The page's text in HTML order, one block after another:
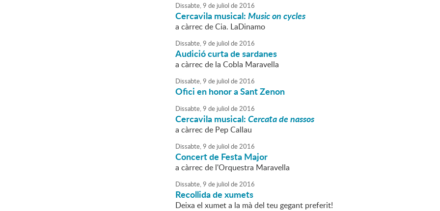
Dissabte,9 de juliol de2016
Cercavila musical:Music on cycles
a càrrec de Cia. LaDinamo
Dissabte,9 de juliol de2016
Audició curta de sardanes
a càrrec de la Cobla Maravella
Dissabte,9 de juliol de2016
Ofici en honor a Sant Zenon
Dissabte,9 de juliol de2016
Cercavila musical:Cercata de nassos
a càrrec de Pep Callau
Dissabte,9 de juliol de2016
Concert de Festa Major
a càrrec de l'Orquestra Maravella
Dissabte,9 de juliol de2016
Recollida de xumets
Deixa el xumet a la mà del teu gegant preferit!